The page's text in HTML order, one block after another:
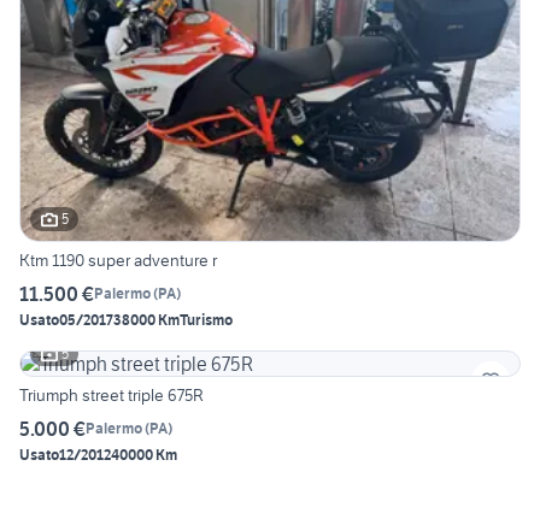
5
Ktm 1190 super adventure r
11.500 €Palermo(PA)
Usato05/201738000 KmTurismo
5
Triumph street triple 675R
5.000 €Palermo(PA)
Usato12/201240000 Km